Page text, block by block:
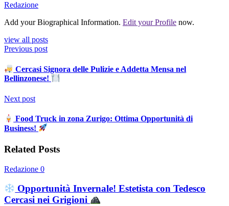
Redazione
Add your Biographical Information. Edit your Profile now.
view all posts
Previous post
Cercasi Signora delle Pulizie e Addetta Mensa nel
Bellinzonese!
Next post
Food Truck in zona Zurigo: Ottima Opportunità di
Business!
Related Posts
Redazione 0
Opportunità Invernale! Estetista con Tedesco
Cercasi nei Grigioni